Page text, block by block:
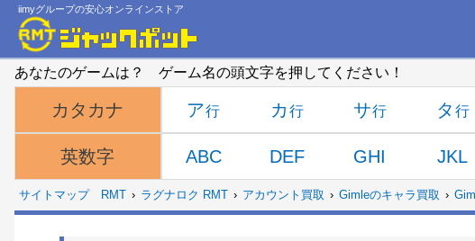
iimyグループの安心オンラインストア
あなたのゲームは？ ゲーム名の頭文字を押してください！
カタカナ
英数字
ア カ サ タ
ABC DEF GHI JKL
サイトマップ RMT ラグナロク RMT アカウント買取 Gimleのキャラ買取